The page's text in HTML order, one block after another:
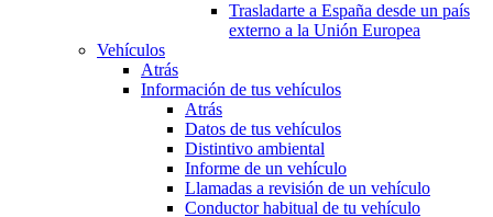
Trasladarte a España desde un país
externo a la Unión Europea
Vehículos
Atrás
Información de tus vehículos
Atrás
Datos de tus vehículos
Distintivo ambiental
Informe de un vehículo
Llamadas a revisión de un vehículo
Conductor habitual de tu vehículo